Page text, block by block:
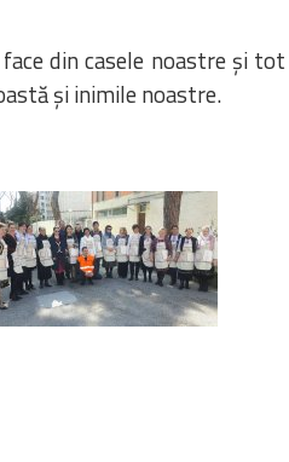
din casele noastre și tot
și inimile noastre.